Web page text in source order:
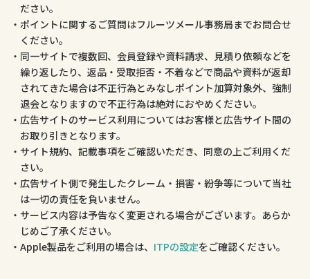
ださい。
ポイントに関するご質問はフルーツメール事務局までお問合せ
ください。
同一サイトで複数回、会員登録や資料請求、見積り依頼などを
繰り返したり、返品・受取拒否・不着などで商品や資料が返却
されてきた場合は不正行為とみなしポイント加算対象外、強制
退会となりますので不正行為は絶対におやめください。
広告サイトのサービス利用についてはお客様と広告サイト間の
お取り引きとなります。
サイト規約、記載事項をご確認いただき、同意の上ご利用くだ
さい。
広告サイト側で発生したクレーム・損害・紛争等について当社
は一切の責任を負いません。
サービス内容は予告なく変更される場合がございます。あらか
じめご了承ください。
Apple製品をご利用の場合は、 ITPの設定をご確認ください。